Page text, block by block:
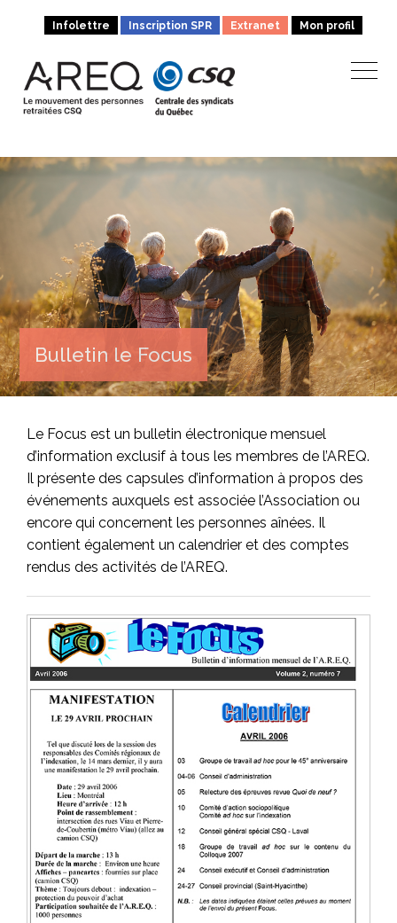
Infolettre Inscription SPR Extranet Mon profil
Bulletin le Focus
Le Focus est un bulletin électronique mensuel
d’information exclusif à tous les membres de l’AREQ.
Il présente des capsules d’information à propos des
événements auxquels est associée l’Association ou
encore qui concernent les personnes aînées. Il
contient également un calendrier et des comptes
rendus des activités de l’AREQ.